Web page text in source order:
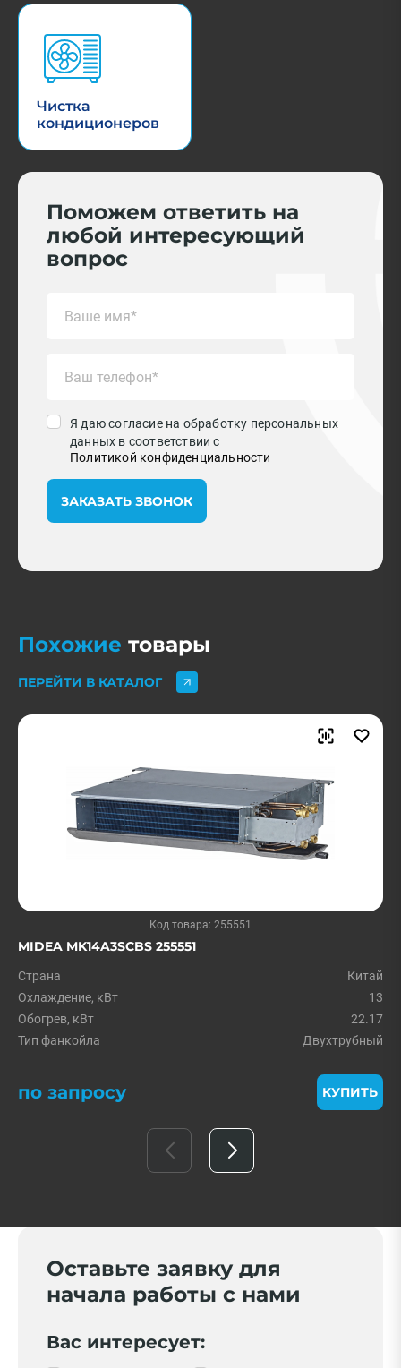
Чистка
кондиционеров
Поможем ответить на
любой интересующий
вопрос
Я даю согласие на обработку персональных
данных в соответствии с
Политикой конфиденциальности
ЗАКАЗАТЬ ЗВОНОК
Похожие товары
ПЕРЕЙТИ В КАТАЛОГ
Код товара: 255551
MIDEA MK14A3SCBS 255551
Страна
Китай
Охлаждение, кВт
13
Обогрев, кВт
22.17
Тип фанкойла
Двухтрубный
по запросу КУПИТЬ
Оставьте заявку для
начала работы с нами
Вас интересует: